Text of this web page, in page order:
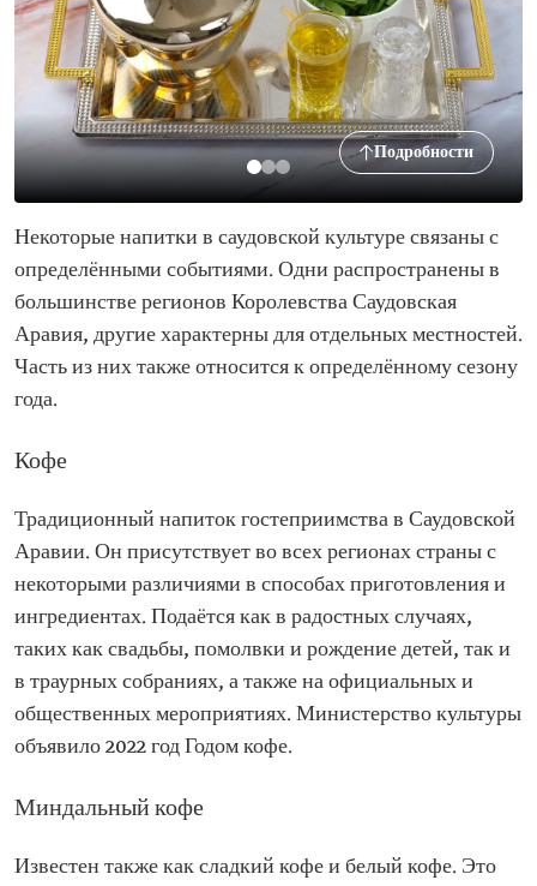
Подробности
Некоторые напитки в саудовской культуре связаны с
определёнными событиями. Одни распространены в
большинстве регионов Королевства Саудовская
Аравия, другие характерны для отдельных местностей.
Часть из них также относится к определённому сезону
года.
Кофе
Традиционный напиток гостеприимства в Саудовской
Аравии. Он присутствует во всех регионах страны с
некоторыми различиями в способах приготовления и
ингредиентах. Подаётся как в радостных случаях,
таких как свадьбы, помолвки и рождение детей, так и
в траурных собраниях, а также на официальных и
общественных мероприятиях. Министерство культуры
объявило 2022 год Годом кофе.
Миндальный кофе
Известен также как сладкий кофе и белый кофе. Это